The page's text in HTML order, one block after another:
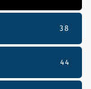
38
44